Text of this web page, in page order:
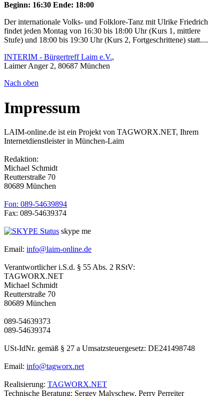
Beginn: 16:30 Ende: 18:00
Der internationale Volks- und Folklore-Tanz mit Ulrike Friedrich
findet jeden Montag von 16:30 bis 18:00 Uhr (Kurs 1, mittlere
Stufe) und 18:00 bis 19:30 Uhr (Kurs 2, Fortgeschrittene) statt....
INTERIM - Bürgertreff Laim e.V.,
Laimer Anger 2, 80687 München
Nach oben
Impressum
LAIM-online.de ist ein Projekt von TAGWORX.NET, Ihrem
Internetdienstleister in München-Laim
Redaktion:
Michael Schmidt
Reutterstraße 70
80689 München
Fon: 089-54639894
Fax: 089-54639374
skype me
Email: info@laim-online.de
Verantwortlicher i.S.d. § 55 Abs. 2 RStV:
TAGWORX.NET
Michael Schmidt
Reutterstraße 70
80689 München
089-54639373
089-54639374
USt-IdNr. gemäß § 27 a Umsatzsteuergesetz: DE241498748
Email: info@tagworx.net
Realisierung: TAGWORX.NET
Technische Beratung: Sergey Malyschew, Perry Perreiter